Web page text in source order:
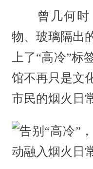
曾几何时
物、玻璃隔出
上了“高冷”
馆不再只是文
市民的烟火日